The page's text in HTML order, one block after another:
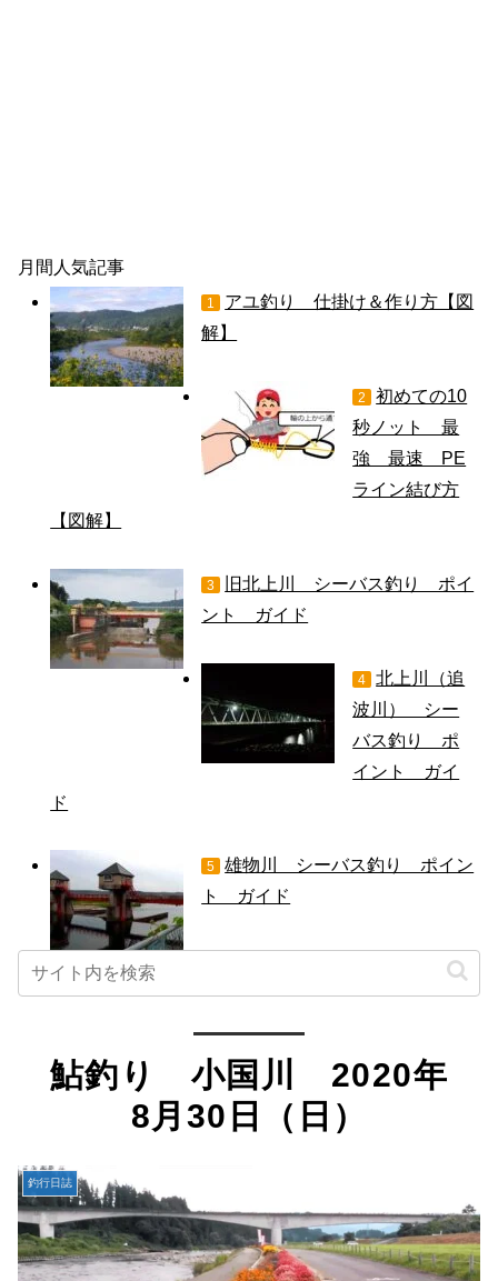
月間人気記事
1
アユ釣り 仕掛け＆作り方【図
解】
2
初めての10
秒ノット 最
強 最速 PE
ライン結び方
【図解】
3
旧北上川 シーバス釣り ポイ
ント ガイド
4
北上川（追
波川） シー
バス釣り ポ
イント ガイ
ド
5
雄物川 シーバス釣り ポイン
ト ガイド
鮎釣り 小国川 2020年
8月30日（日）
釣行日誌